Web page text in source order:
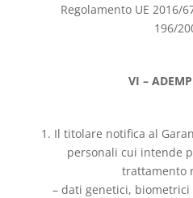
Regolamento UE 2016/
196/
VI –
1. Il titolare notifica al
personali cui intende
trattamento
– dati genetici,